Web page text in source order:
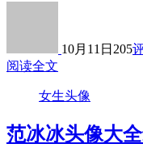
10月11日 205
阅读全文
女生头像
范冰冰头像大